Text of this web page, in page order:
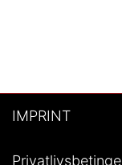
IMPRINT